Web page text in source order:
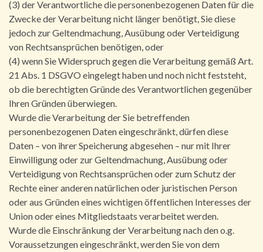
(3) der Verantwortliche die personenbezogenen Daten für die
Zwecke der Verarbeitung nicht länger benötigt, Sie diese
jedoch zur Geltendmachung, Ausübung oder Verteidigung
von Rechtsansprüchen benötigen, oder
(4) wenn Sie Widerspruch gegen die Verarbeitung gemäß Art.
21 Abs. 1 DSGVO eingelegt haben und noch nicht feststeht,
ob die berechtigten Gründe des Verantwortlichen gegenüber
Ihren Gründen überwiegen.
Wurde die Verarbeitung der Sie betreffenden
personenbezogenen Daten eingeschränkt, dürfen diese
Daten – von ihrer Speicherung abgesehen – nur mit Ihrer
Einwilligung oder zur Geltendmachung, Ausübung oder
Verteidigung von Rechtsansprüchen oder zum Schutz der
Rechte einer anderen natürlichen oder juristischen Person
oder aus Gründen eines wichtigen öffentlichen Interesses der
Union oder eines Mitgliedstaats verarbeitet werden.
Wurde die Einschränkung der Verarbeitung nach den o.g.
Voraussetzungen eingeschränkt, werden Sie von dem